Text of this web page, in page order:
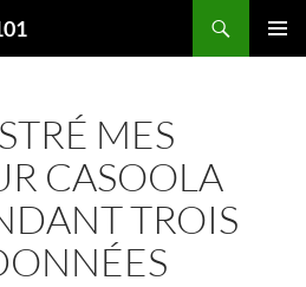
MES
CASOOLA
TROIS